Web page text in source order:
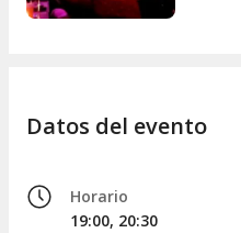
Datos del evento
Horario
19:00, 20:30